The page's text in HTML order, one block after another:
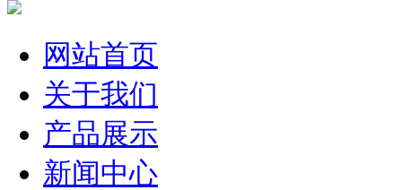
网站首页
关于我们
产品展示
新闻中心